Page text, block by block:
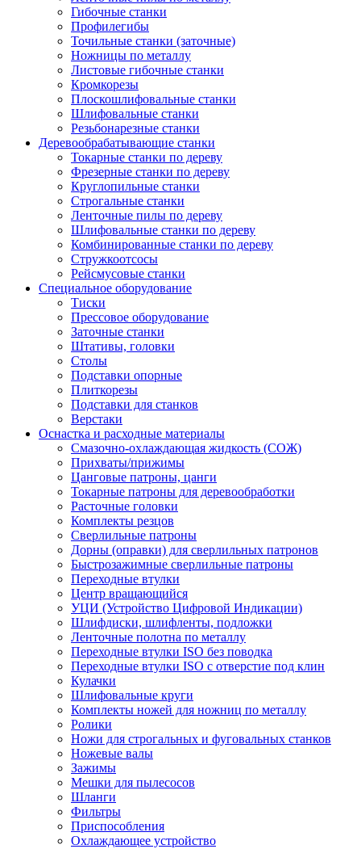
Гибочные станки
Профилегибы
Точильные станки (заточные)
Ножницы по металлу
Листовые гибочные станки
Кромкорезы
Плоскошлифовальные станки
Шлифовальные станки
Резьбонарезные станки
Деревообрабатывающие станки
Токарные станки по дереву
Фрезерные станки по дереву
Круглопильные станки
Строгальные станки
Ленточные пилы по дереву
Шлифовальные станки по дереву
Комбинированные станки по дереву
Стружкоотсосы
Рейсмусовые станки
Специальное оборудование
Тиски
Прессовое оборудование
Заточные станки
Штативы, головки
Столы
Подставки опорные
Плиткорезы
Подставки для станков
Верстаки
Оснастка и расходные материалы
Смазочно-охлаждающая жидкость (СОЖ)
Прихваты/прижимы
Цанговые патроны, цанги
Токарные патроны для деревообработки
Расточные головки
Комплекты резцов
Сверлильные патроны
Дорны (оправки) для сверлильных патронов
Быстрозажимные сверлильные патроны
Переходные втулки
Центр вращающийся
УЦИ (Устройство Цифровой Индикации)
Шлифдиски, шлифленты, подложки
Ленточные полотна по металлу
Переходные втулки ISO без поводка
Переходные втулки ISO с отверстие под клин
Кулачки
Шлифовальные круги
Комплекты ножей для ножниц по металлу
Ролики
Ножи для строгальных и фуговальных станков
Ножевые валы
Зажимы
Мешки для пылесосов
Шланги
Фильтры
Приспособления
Охлаждающее устройство